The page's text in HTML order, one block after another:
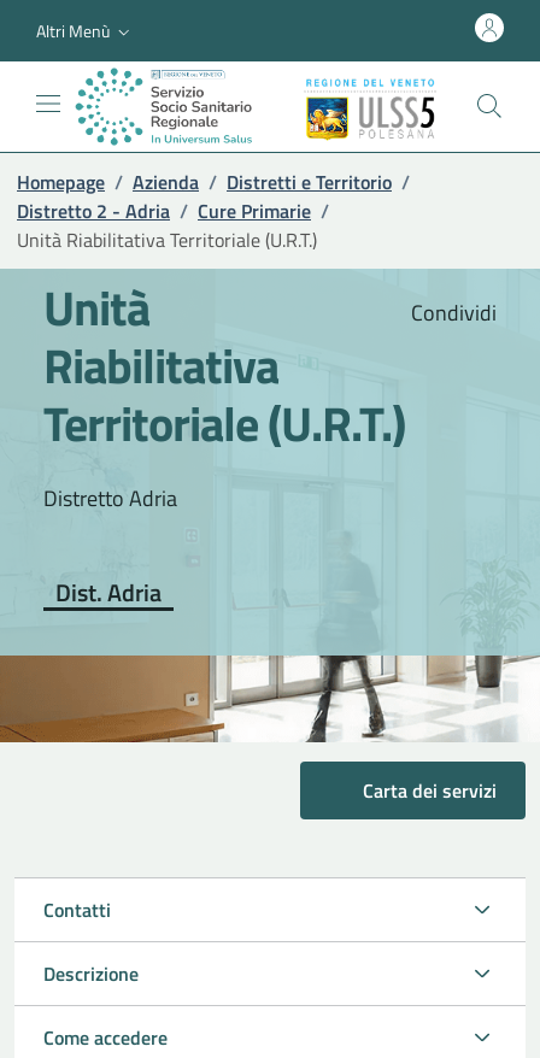
Altri Menù
Homepage / Azienda / Distretti e Territorio /
Distretto 2 - Adria / Cure Primarie /
Unità Riabilitativa Territoriale (U.R.T.)
Condividi
Unità
Riabilitativa
Territoriale (U.R.T.)
Distretto Adria
Dist. Adria
Carta dei servizi
Contatti
Descrizione
Come accedere